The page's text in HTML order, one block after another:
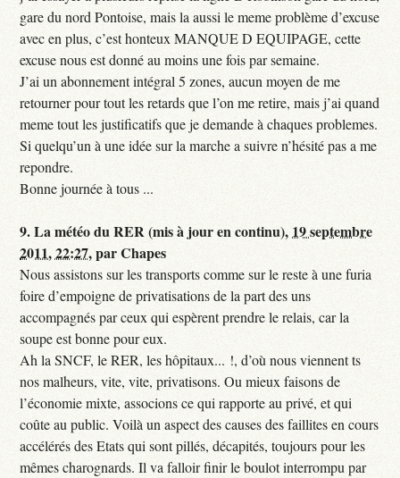
gare du nord Pontoise, mais la aussi le meme problème d’excuse
avec en plus, c’est honteux MANQUE D EQUIPAGE, cette
excuse nous est donné au moins une fois par semaine.
J’ai un abonnement intégral 5 zones, aucun moyen de me
retourner pour tout les retards que l’on me retire, mais j’ai quand
meme tout les justificatifs que je demande à chaques problemes.
Si quelqu’un à une idée sur la marche a suivre n’hésité pas a me
repondre.
Bonne journée à tous ...
9.La météo du RER (mis à jour en continu), 19 septembre
2011, 22:27,parChapes
Nous assistons sur les transports comme sur le reste à une furia
foire d’empoigne de privatisations de la part des uns
accompagnés par ceux qui espèrent prendre le relais, car la
soupe est bonne pour eux.
Ah la SNCF, le RER, les hôpitaux... !, d’où nous viennent ts
nos malheurs, vite, vite, privatisons. Ou mieux faisons de
l’économie mixte, associons ce qui rapporte au privé, et qui
coûte au public. Voilà un aspect des causes des faillites en cours
accélérés des Etats qui sont pillés, décapités, toujours pour les
mêmes charognards. Il va falloir finir le boulot interrompu par